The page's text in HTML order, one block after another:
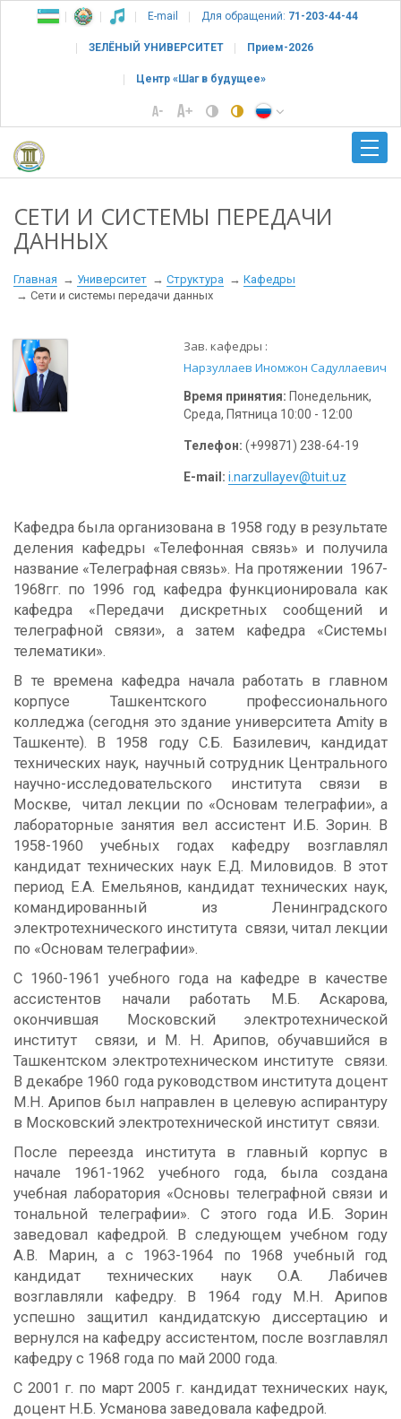
E-mail Для обращений: 71-203-44-44
ЗЕЛЁНЫЙ УНИВЕРСИТЕТ Прием-2026
Центр «Шаг в будущее»
СЕТИ И СИСТЕМЫ ПЕРЕДАЧИ
ДАННЫХ
Главная Университет Структура
Кафедры
Сети и системы передачи данных
Зав. кафедры :
Нарзуллаев Иномжон Садуллаевич
Время принятия: Понедельник,
Среда, Пятница 10:00 - 12:00
Телефон: (+99871) 238-64-19
E-mail: i.narzullayev@tuit.uz
Кафедра была организована в 1958 году в результате
деления кафедры «Телефонная связь» и получила
название «Телеграфная связь». На протяжении 1967-
1968гг. по 1996 год кафедра функционировала как
кафедра «Передачи дискретных сообщений и
телеграфной связи», а затем кафедра «Системы
телематики».
В те времена кафедра начала работать в главном
корпусе Ташкентского профессионального
колледжа (сегодня это здание университета Amity в
Ташкенте). В 1958 году С.Б. Базилевич, кандидат
технических наук, научный сотрудник Центрального
научно-исследовательского института связи в
Москве, читал лекции по «Основам телеграфии», а
лабораторные занятия вел ассистент И.Б. Зорин. В
1958-1960 учебных годах кафедру возглавлял
кандидат технических наук Е.Д. Миловидов. В этот
период Е.А. Емельянов, кандидат технических наук,
командированный из Ленинградского
электротехнического института связи, читал лекции
по «Основам телеграфии».
С 1960-1961 учебного года на кафедре в качестве
ассистентов начали работать М.Б. Аскарова,
окончившая Московский электротехнической
институт связи, и М. Н. Арипов, обучавшийся в
Ташкентском электротехническом институте связи.
В декабре 1960 года руководством института доцент
М.Н. Арипов был направлен в целевую аспирантуру
в Московский электротехнической институт связи.
После переезда института в главный корпус в
начале 1961-1962 учебного года, была создана
учебная лаборатория «Основы телеграфной связи и
тональной телеграфии». С этого года И.Б. Зорин
заведовал кафедрой. В следующем учебном году
А.В. Марин, а с 1963-1964 по 1968 учебный год
кандидат технических наук О.А. Лабичев
возглавляли кафедру. В 1964 году М.Н. Арипов
успешно защитил кандидатскую диссертацию и
вернулся на кафедру ассистентом, после возглавлял
кафедру с 1968 года по май 2000 года.
С 2001 г. по март 2005 г. кандидат технических наук,
доцент Н.Б. Усманова заведовала кафедрой.